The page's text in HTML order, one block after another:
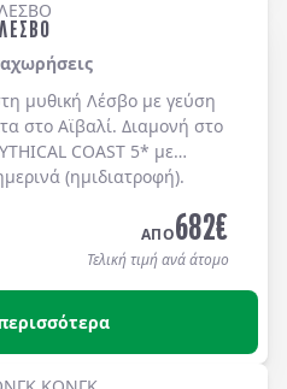
μυθική Λέσβο με γεύση
στο Αϊβαλί. Διαμονή στο
COAST 5* με
(ημιδιατροφή).
ΑΠΟ682€
Τελική τιμή ανά άτομο